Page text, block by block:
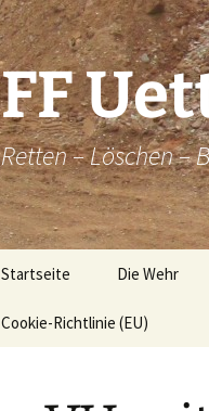
FF
Retten – Löschen –
Startseite Die Wehr
Die Wehr
Cookie-Richtlinie (EU)